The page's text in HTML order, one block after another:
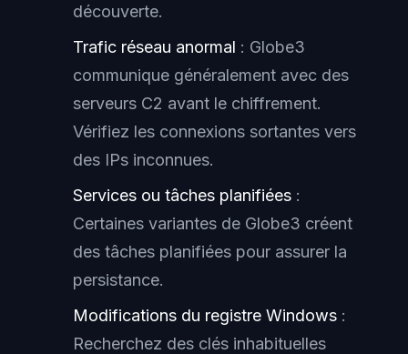
découverte.
Trafic réseau anormal : Globe3
communique généralement avec des
serveurs C2 avant le chiffrement.
Vérifiez les connexions sortantes vers
des IPs inconnues.
Services ou tâches planifiées :
Certaines variantes de Globe3 créent
des tâches planifiées pour assurer la
persistance.
Modifications du registre Windows :
Recherchez des clés inhabituelles